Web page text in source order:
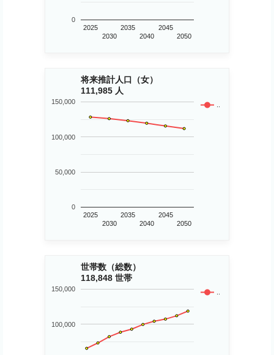
2025
2030
2035
2040
2045
2050
0
将来推計人口（女）
111,985 人
..
2025
2030
2035
2040
2045
2050
0
50,000
100,000
150,000
世帯数（総数）
118,848 世帯
..
100,000
150,000